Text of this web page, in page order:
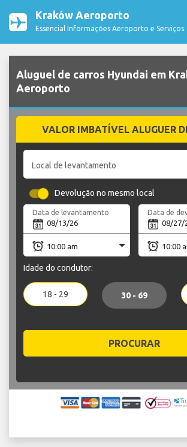
Kraków Aeroporto
Essencial Informações Aeroporto e Serviços
Aluguel de carros Hyundai em
Aeroporto
VALOR IMBATÍVEL ALUGUER
Local de levantamento
Devolução no mesmo local
Data de levantamento Data de
Idade do condutor:
18 - 29 30 - 69
PROCURAR